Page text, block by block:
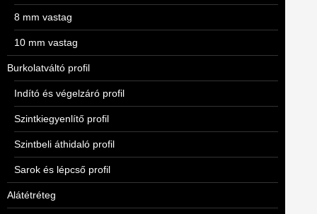
8 mm vastag
10 mm vastag
Burkolatváltó profil
Indító és végelzáró profil
Szintkiegyenlítő profil
Szintbeli áthidaló profil
Sarok és lépcső profil
Alátétréteg